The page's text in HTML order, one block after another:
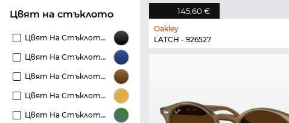
Цвят на стъклото
Цвят На Стъклото Черни
Цвят На Стъклото Сини
Цвят На Стъклото Кафяви
Цвят На Стъклото Златисти
Цвят На Стъклото Зелени
145,60 €
Oakley
LATCH - 926527